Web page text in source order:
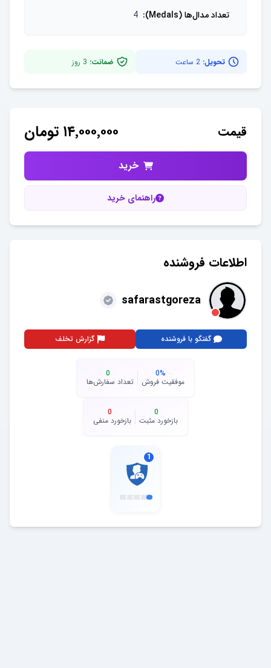
تعداد مدال‌ها (Medals)
:
4
تحویل: 2 ساعت ضمانت: 3 روز
قیمت ۱۴٬۰۰۰٬۰۰۰ تومان
خرید
راهنمای خرید
اطلاعات فروشنده
safarastgoreza
گفتگو با فروشنده گزارش تخلف
0%
موفقیت فروش
0
تعداد سفارش‌ها
0
بازخورد مثبت
0
بازخورد منفی
1